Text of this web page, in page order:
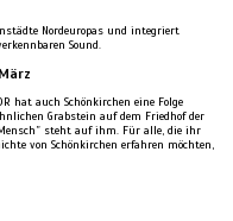
Nordeuropas und integriert
Sound.
hat auch Schönkirchen eine Folge
Grabstein auf dem Friedhof der
steht auf ihm. Für alle, die ihr
von Schönkirchen erfahren möchten,